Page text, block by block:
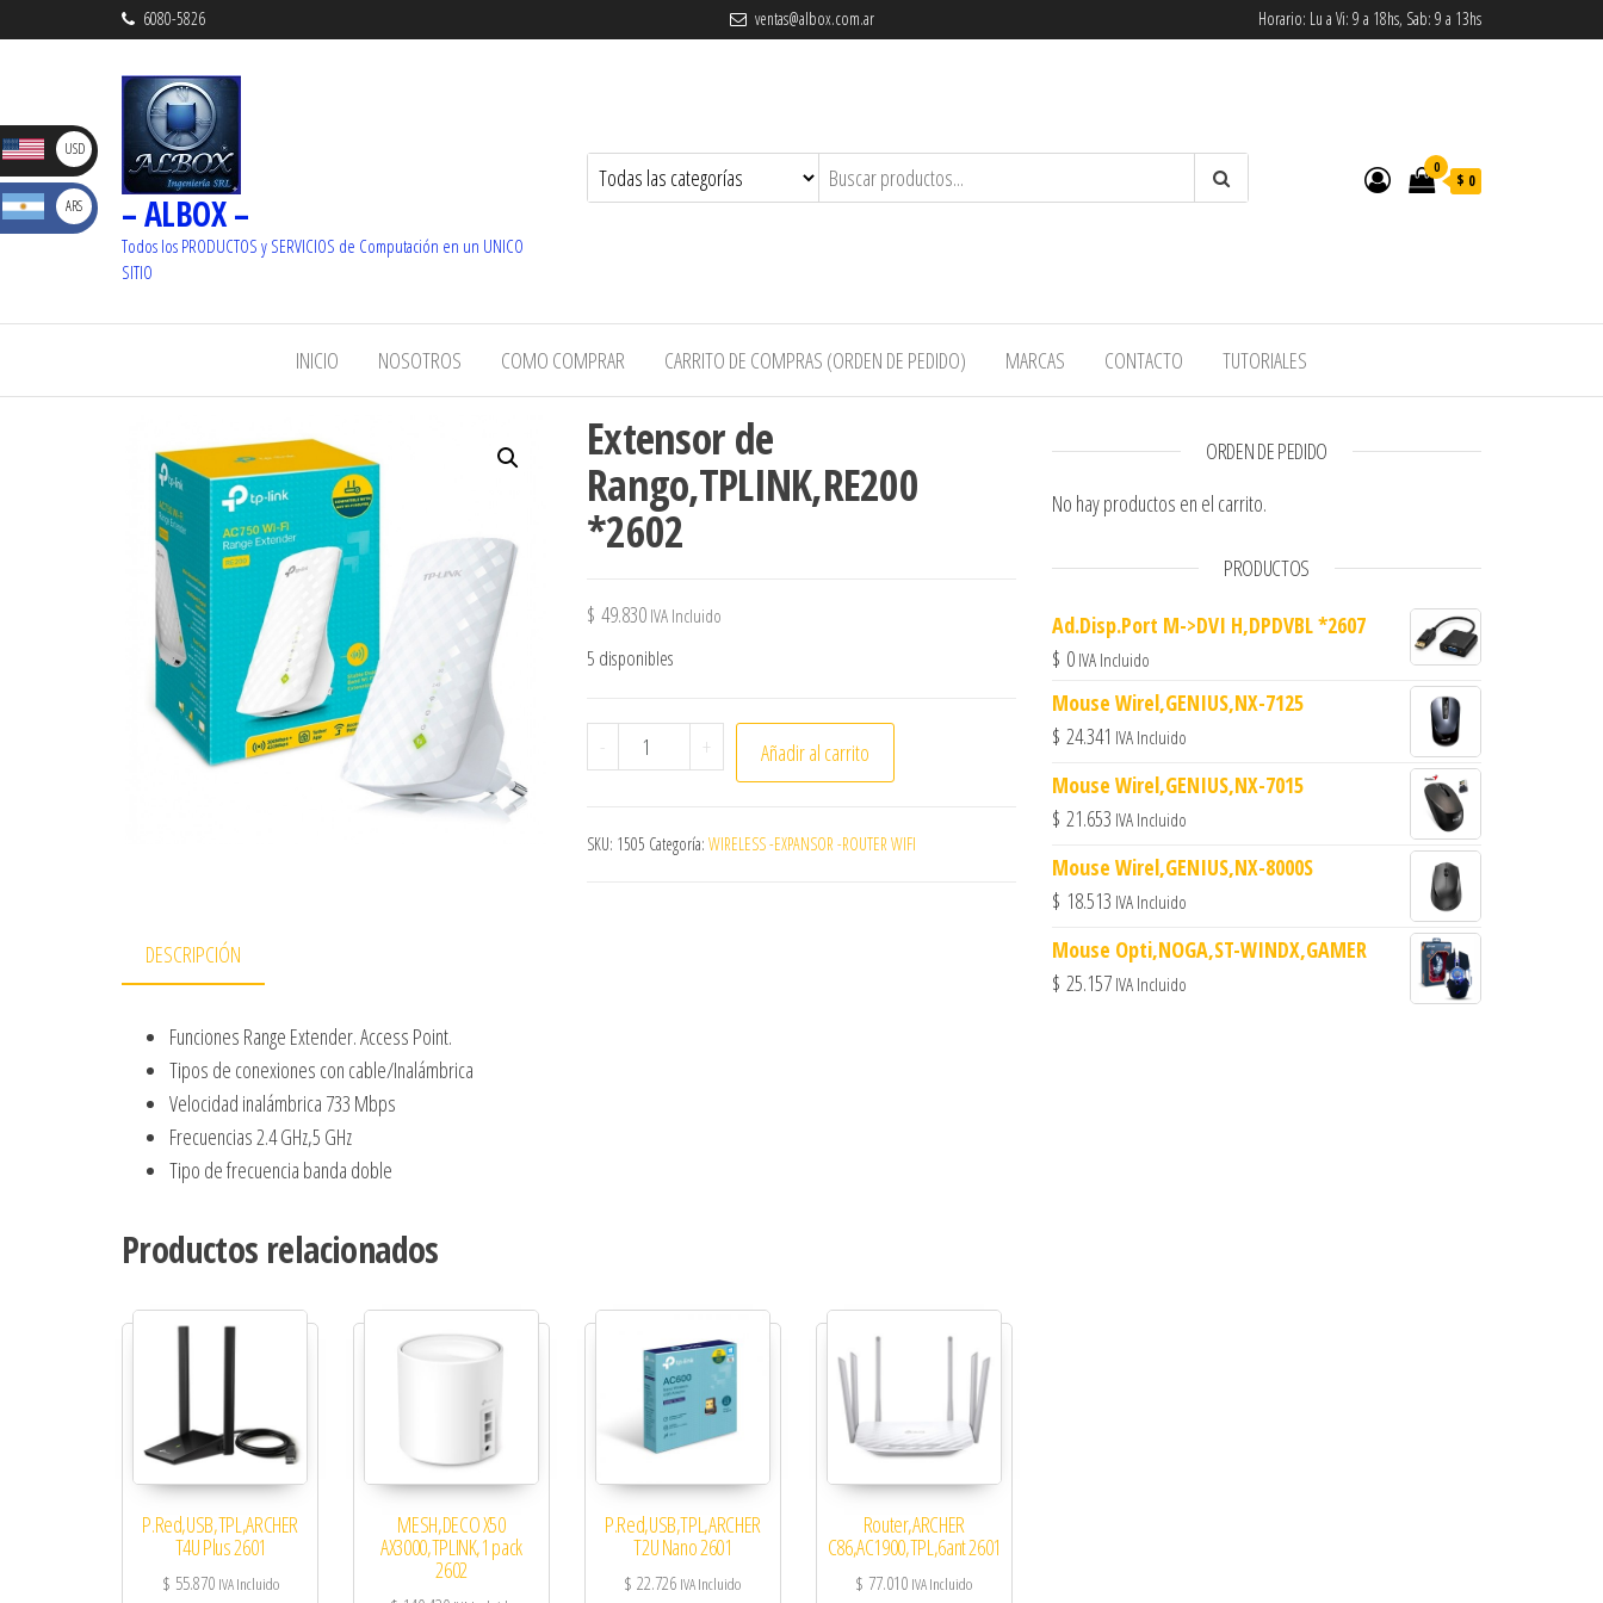
6080-5826 ventas@albox.com.ar Horario: Lu a Vi: 9 a 18hs, Sab: 9 a 13hs
– ALBOX –
Todos los PRODUCTOS y SERVICIOS de Computación en un UNICO
SITIO
0
$ 0
INICIO NOSOTROS COMO COMPRAR CARRITO DE COMPRAS (ORDEN DE PEDIDO) MARCAS CONTACTO TUTORIALES
Extensor de
Rango,TPLINK,RE200
*2602
$ 49.830 IVA Incluido
5 disponibles
- Extensor de Rango,TPLINK,RE200 *2602 cantidad
+ Añadir al carrito
SKU: 1505 Categoría: WIRELESS -EXPANSOR -ROUTER WIFI
DESCRIPCIÓN
Funciones Range Extender. Access Point.
Tipos de conexiones con cable/Inalámbrica
Velocidad inalámbrica 733 Mbps
Frecuencias 2.4 GHz,5 GHz
Tipo de frecuencia banda doble
Productos relacionados
P.Red,USB,TPL,ARCHER
T4U Plus 2601
$ 55.870 IVA Incluido
MESH,DECO X50
AX3000,TPLINK,1 pack
2602
P.Red,USB,TPL,ARCHER
T2U Nano 2601
$ 22.726 IVA Incluido
Router,ARCHER
C86,AC1900,TPL,6ant 2601
$ 77.010 IVA Incluido
ORDEN DE PEDIDO
No hay productos en el carrito.
PRODUCTOS
Ad.Disp.Port M->DVI H,DPDVBL *2607
$ 0 IVA Incluido
Mouse Wirel,GENIUS,NX-7125
$ 24.341 IVA Incluido
Mouse Wirel,GENIUS,NX-7015
$ 21.653 IVA Incluido
Mouse Wirel,GENIUS,NX-8000S
$ 18.513 IVA Incluido
Mouse Opti,NOGA,ST-WINDX,GAMER
$ 25.157 IVA Incluido
USD
_ U$S
ARS